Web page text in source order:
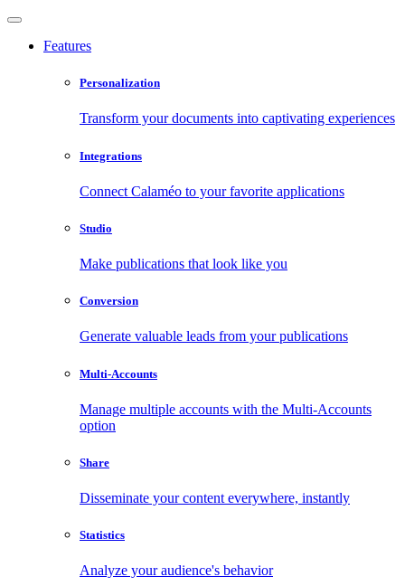
Features
Personalization
Transform your documents into captivating experiences
Integrations
Connect Calaméo to your favorite applications
Studio
Make publications that look like you
Conversion
Generate valuable leads from your publications
Multi-Accounts
Manage multiple accounts with the Multi-Accounts
option
Share
Disseminate your content everywhere, instantly
Statistics
Analyze your audience's behavior